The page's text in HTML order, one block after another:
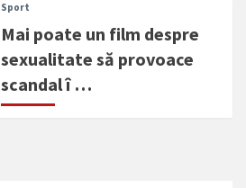
Sport
Mai poate un film despre
sexualitate să provoace
scandal î …